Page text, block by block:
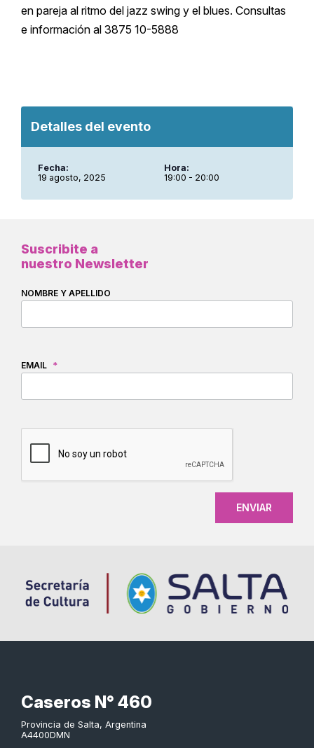
en pareja al ritmo del jazz swing y el blues. Consultas
e información al 3875 10-5888
Detalles del evento
Fecha:
19 agosto, 2025
Hora:
19:00 - 20:00
Suscribite a
nuestro Newsletter
NOMBRE Y APELLIDO
EMAIL *
Caseros N° 460
Provincia de Salta, Argentina
A4400DMN